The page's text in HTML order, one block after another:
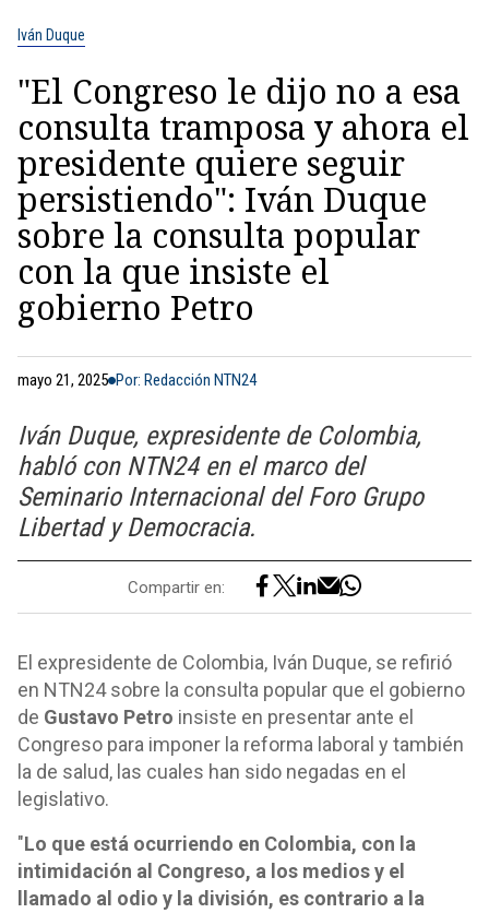
Iván Duque
"El Congreso le dijo no a esa
consulta tramposa y ahora el
presidente quiere seguir
persistiendo": Iván Duque
sobre la consulta popular
con la que insiste el
gobierno Petro
mayo 21, 2025 Por: Redacción NTN24
Iván Duque, expresidente de Colombia,
habló con NTN24 en el marco del
Seminario Internacional del Foro Grupo
Libertad y Democracia.
Compartir en:
El expresidente de Colombia, Iván Duque, se refirió
en NTN24 sobre la consulta popular que el gobierno
de Gustavo Petro insiste en presentar ante el
Congreso para imponer la reforma laboral y también
la de salud, las cuales han sido negadas en el
legislativo.
"Lo que está ocurriendo en Colombia, con la
intimidación al Congreso, a los medios y el
llamado al odio y la división, es contrario a la